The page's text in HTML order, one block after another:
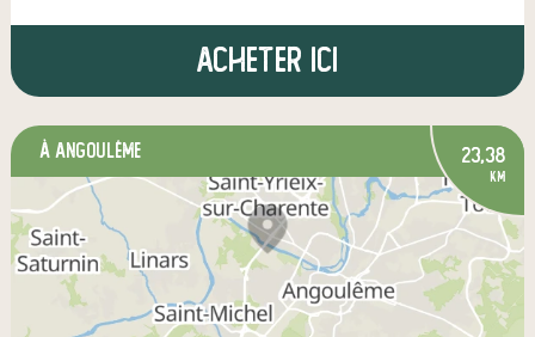
Acheter ici
à Angoulême 23,38
km